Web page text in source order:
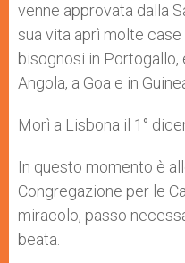
venne approvata dalla
sua vita aprì molte
bisognosi in Portogallo,
Angola, a Goa e in
Morì a Lisbona il 1°
In questo momento è
Congregazione per le
miracolo, passo
beata.